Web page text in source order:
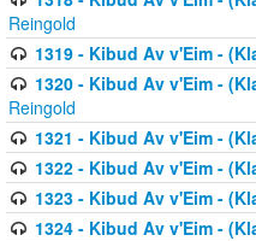
Reingold
1319 - Kibud Av v'Eim -
1320 - Kibud Av v'Eim -
Reingold
1321 - Kibud Av v'Eim -
1322 - Kibud Av v'Eim -
1323 - Kibud Av v'Eim -
1324 - Kibud Av v'Eim -